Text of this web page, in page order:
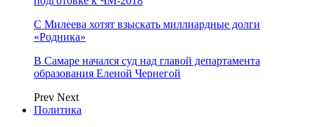
С Милеева хотят взыскать миллиардные долги
«Родника»
В Самаре начался суд над главой департамента
образования Еленой Чернегой
Prev Next
Политика